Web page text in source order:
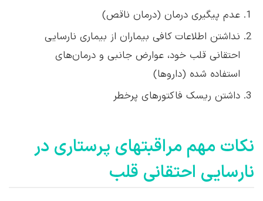
عدم پیگیری درمان (درمان ناقص)
نداشتن اطلاعات کافی بیماران از بیماری نارسایی
احتقانی قلب خود، عوارض جانبی و درمان‌های
استفاده شده (داروها)
داشتن ریسک فاکتورهای پرخطر
نکات مهم مراقبتهای پرستاری در
نارسایی احتقانی قلب